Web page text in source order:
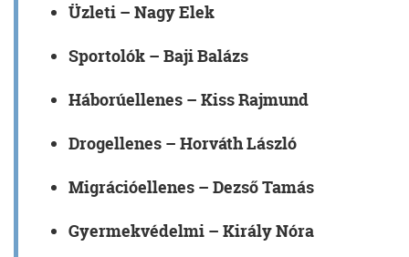
Üzleti – Nagy Elek
Sportolók – Baji Balázs
Háborúellenes – Kiss Rajmund
Drogellenes – Horváth László
Migrációellenes – Dezső Tamás
Gyermekvédelmi – Király Nóra